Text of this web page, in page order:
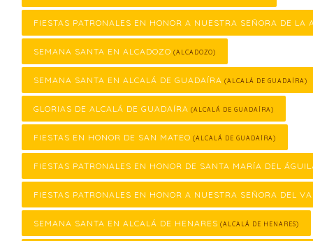
FIESTAS PATRONALES EN HONOR A NUESTRA SEÑORA DE LA
SEMANA SANTA EN ALCADOZO (ALCADOZO)
SEMANA SANTA EN ALCALÁ DE GUADAÍRA (ALCALÁ DE GUADAÍRA)
GLORIAS DE ALCALÁ DE GUADAÍRA (ALCALÁ DE GUADAÍRA)
FIESTAS EN HONOR DE SAN MATEO (ALCALÁ DE GUADAÍRA)
FIESTAS PATRONALES EN HONOR DE SANTA MARÍA DEL
FIESTAS PATRONALES EN HONOR A NUESTRA SEÑORA DEL
SEMANA SANTA EN ALCALÁ DE HENARES (ALCALÁ DE HENARES)